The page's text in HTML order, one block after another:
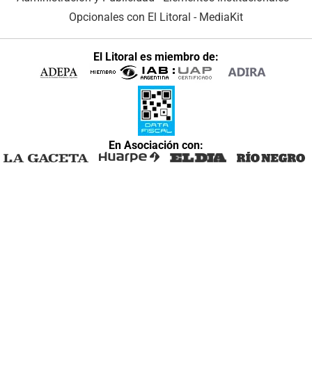
Opcionales con El Litoral - MediaKit
El Litoral es miembro de:
En Asociación con: